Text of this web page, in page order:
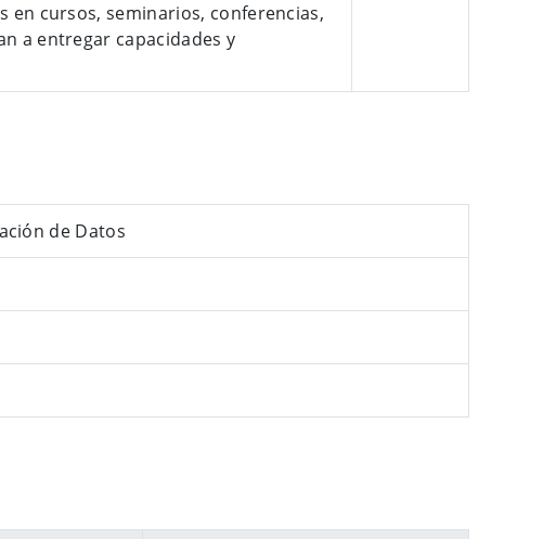
cursos, seminarios, conferencias,
a entregar capacidades y
de Datos